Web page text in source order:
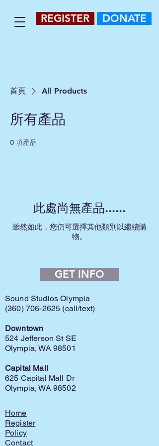
DONATE
REGISTER
首頁 All Products
所有產品
0 項產品
此處尚無產品......
雖然如此，您仍可選擇其他類別以繼續購
物。
GET INFO
Sound Studios Olympia
(360) 706-2625 (call/text)
Downtown
524 Jefferson St SE
Olympia, WA 98501
Capital Mall
625 Capital Mall Dr
Olympia, WA 98502
Home
Register
Policy
Contact